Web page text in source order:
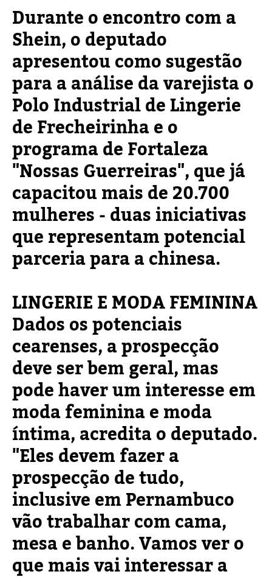
Durante o encontro com a
Shein, o deputado
apresentou como sugestão
para a análise da varejista o
Polo Industrial de Lingerie
de Frecheirinha e o
programa de Fortaleza
"Nossas Guerreiras", que já
capacitou mais de 20.700
mulheres - duas iniciativas
que representam potencial
parceria para a chinesa.
LINGERIE E MODA FEMININA
Dados os potenciais
cearenses, a prospecção
deve ser bem geral, mas
pode haver um interesse em
moda feminina e moda
íntima, acredita o deputado.
"Eles devem fazer a
prospecção de tudo,
inclusive em Pernambuco
vão trabalhar com cama,
mesa e banho. Vamos ver o
que mais vai interessar a